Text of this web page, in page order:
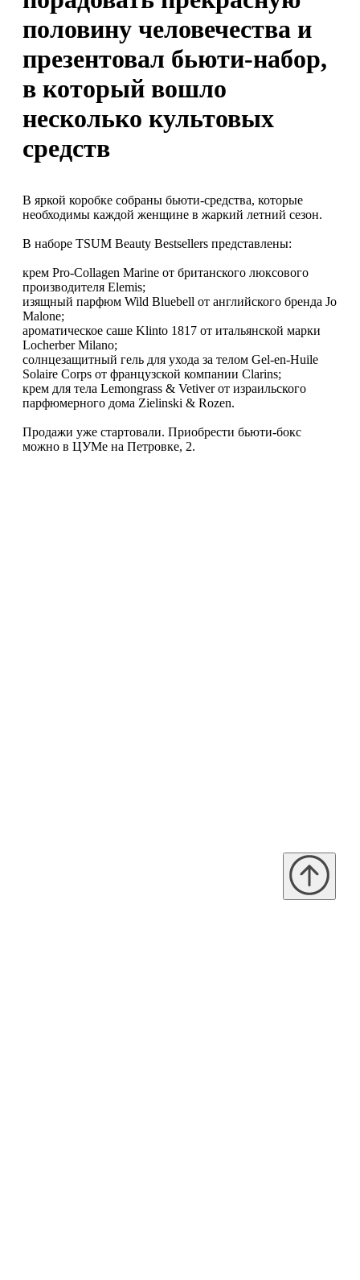
половину человечества и
презентовал бьюти-набор,
в который вошло
несколько культовых
средств
В яркой коробке собраны бьюти-средства, которые
необходимы каждой женщине в жаркий летний сезон.
В наборе TSUM Beauty Bestsellers представлены:
крем Pro-Collagen Marine от британского люксового
производителя Elemis;
изящный парфюм Wild Bluebell от английского бренда Jo
Malone;
ароматическое саше Klinto 1817 от итальянской марки
Locherber Milano;
солнцезащитный гель для ухода за телом Gel-en-Huile
Solaire Corps от французской компании Clarins;
крем для тела Lemongrass & Vetiver от израильского
парфюмерного дома Zielinski & Rozen.
Продажи уже стартовали. Приобрести бьюти-бокс
можно в ЦУМе на Петровке, 2.